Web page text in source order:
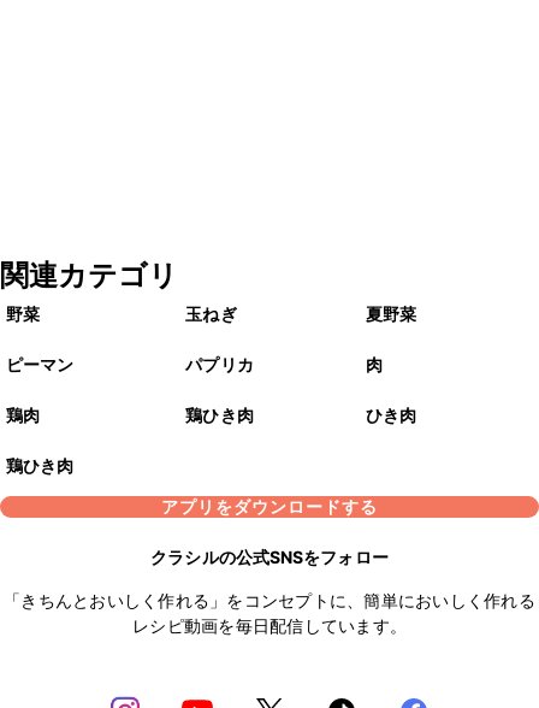
関連カテゴリ
野菜 玉ねぎ 夏野菜
ピーマン パプリカ 肉
鶏肉 鶏ひき肉 ひき肉
鶏ひき肉
アプリをダウンロードする
クラシルの公式SNSをフォロー
「きちんとおいしく作れる」をコンセプトに、簡単においしく作れる
レシピ動画を毎日配信しています。